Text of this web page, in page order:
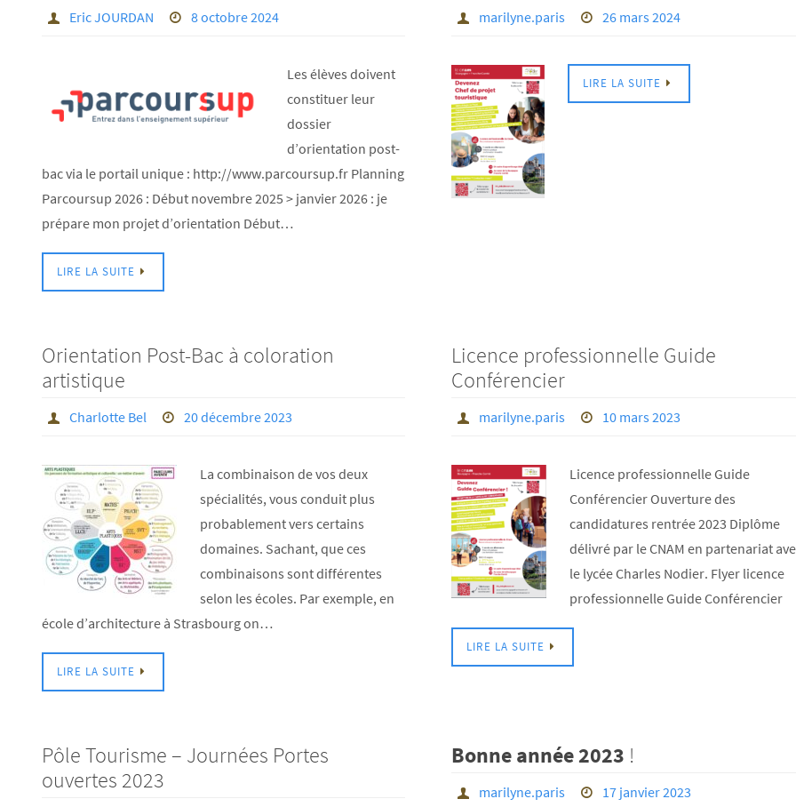
Eric JOURDAN 8 octobre 2024
Les élèves doivent
constituer leur
dossier
d’orientation post-
bac via le portail unique : http://www.parcoursup.fr Planning
Parcoursup 2026 : Début novembre 2025 > janvier 2026 : je
prépare mon projet d’orientation Début…
LIRE LA SUITE
marilyne.paris 26 mars 2024
LIRE LA SUITE
Orientation Post-Bac à coloration
artistique
Charlotte Bel 20 décembre 2023
La combinaison de vos deux
spécialités, vous conduit plus
probablement vers certains
domaines. Sachant, que ces
combinaisons sont différentes
selon les écoles. Par exemple, en
école d’architecture à Strasbourg on…
LIRE LA SUITE
Licence professionnelle Guide
Conférencier
marilyne.paris 10 mars 2023
Licence professionnelle Guide
Conférencier Ouverture des
candidatures rentrée 2023 Diplôme
délivré par le CNAM en partenariat
le lycée Charles Nodier. Flyer licence
professionnelle Guide Conférencier
LIRE LA SUITE
Pôle Tourisme – Journées Portes
ouvertes 2023
Bonne année 2023 !
marilyne.paris 17 janvier 2023